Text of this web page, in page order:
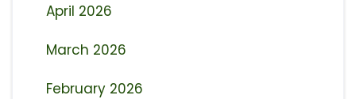
April 2026
March 2026
February 2026